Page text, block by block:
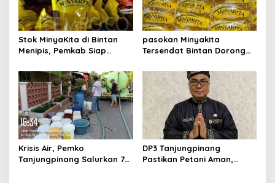
Stok MinyaKita di Bintan
Menipis, Pemkab Siap
Distributor
pasokan Minyakita
Tersendat Bintan Dorong
distributor
Krisis Air, Pemko
Tanjungpinang Salurkan 75
DP3 Tanjungpinang
Pastikan Petani Aman,